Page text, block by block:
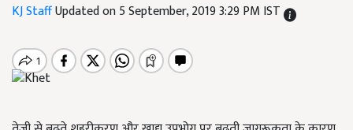
KJ StaffUpdated on 5 September, 2019 3:29 PM IST